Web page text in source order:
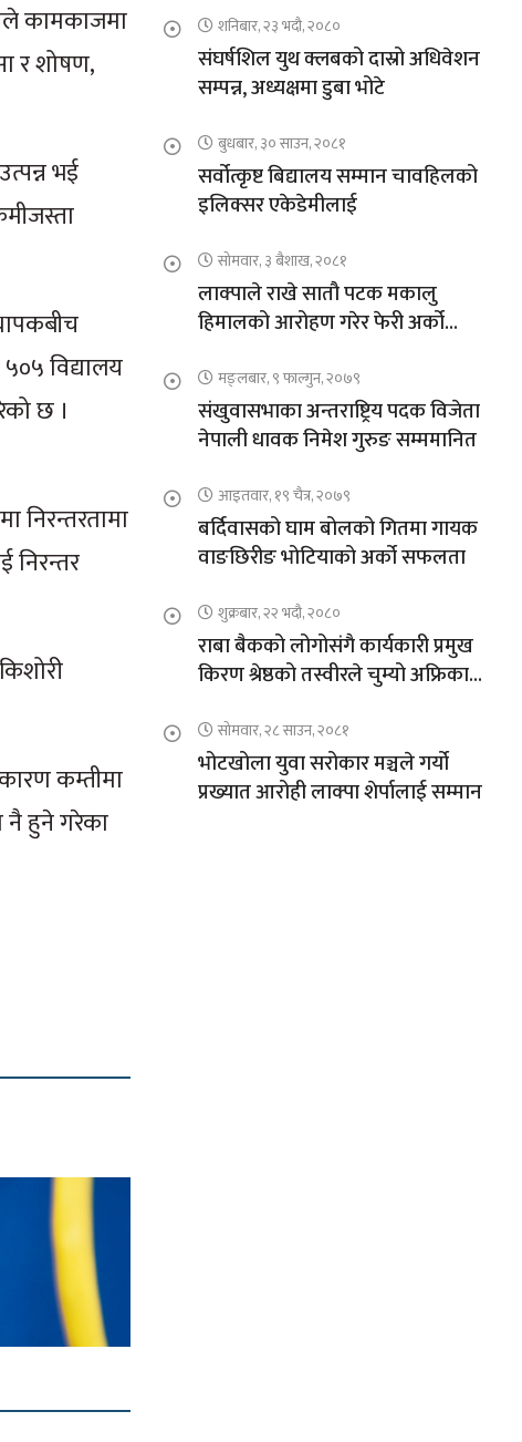
कामकाजमा
र शोषण,
भई
विद्यालय
छ ।
निरन्तरतामा
निरन्तर
कम्तीमा
नै हुने गरेका
शनिबार, २३ भदौ, २०८०
संघर्षशिल युथ क्लबको दास्रो अधिवेशन
सम्पन्न, अध्यक्षमा डुबा भोटे
बुधबार, ३० साउन, २०८१
सर्वोत्कृष्ट बिद्यालय सम्मान चावहिलको
इलिक्सर एकेडेमीलाई
सोमवार, ३ बैशाख, २०८१
लाक्पाले राखे सातौ पटक मकालु
हिमालको आरोहण गरेर फेरी अर्को
मङ्लबार, ९ फाल्गुन, २०७९
संखुवासभाका अन्तराष्ट्रिय पदक विजेता
नेपाली धावक निमेश गुरुङ सम्ममानित
आइतवार, १९ चैत्र, २०७९
बर्दिवासको घाम बोलको गितमा गायक
वाङछिरीङ भोटियाको अर्को सफलता
शुक्रबार, २२ भदौ, २०८०
राबा बैकको लोगोसंगै कार्यकारी प्रमुख
किरण श्रेष्ठको तस्वीरले चुम्यो अफ्रिकाको
सोमवार, २८ साउन, २०८१
भोटखोला युवा सरोकार मञ्चले गर्यो
प्रख्यात आरोही लाक्पा शेर्पालाई सम्मान